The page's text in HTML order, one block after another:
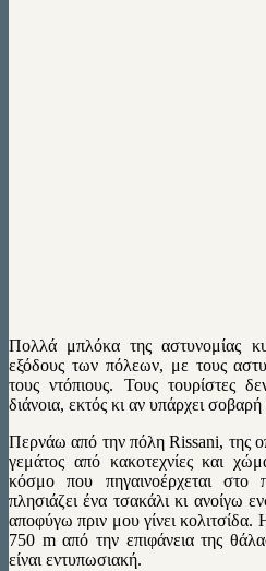
Πολλά μπλόκα της αστυνομίας
εξόδους των πόλεων, με τους
τους ντόπιους. Τους τουρίστες
διάνοια, εκτός κι αν υπάρχει
Περνάω από την πόλη Rissani, της
γεμάτος από κακοτεχνίες και
κόσμο που πηγαινοέρχεται
πλησιάζει ένα τσακάλι κι ανοίγω
αποφύγω πριν μου γίνει
750 m από την επιφάνεια της
είναι εντυπωσιακή.